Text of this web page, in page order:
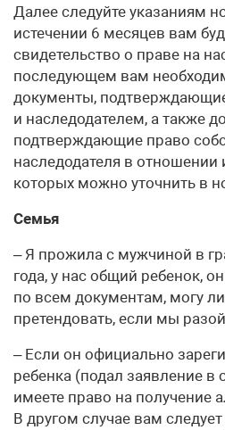
Далее следуйте указаниям
истечении 6 месяцев вам
свидетельство о праве на
последующем вам
документы,
и наследодателем, а также
подтверждающие право
наследодателя в отношении
которых можно уточнить в
Семья
– Я прожила с мужчиной в
года, у нас общий ребенок,
по всем документам, могу ли
претендовать, если мы
– Если он официально
ребенка (подал заявление в
имеете право на получение
В другом случае вам